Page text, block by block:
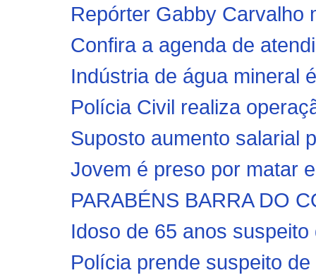
Repórter Gabby Carvalho
Confira a agenda de
Indústria de água mineral
Polícia Civil realiza
Suposto aumento salarial
Jovem é preso por matar
PARABÉNS BARRA DO
Idoso de 65 anos
Polícia prende suspeito